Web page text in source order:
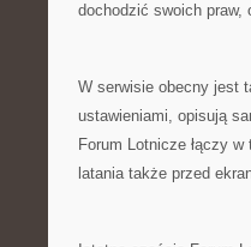
dochodzić swoich
W serwisie obecny jest
ustawieniami, opisują
Forum Lotnicze łączy
latania także przed